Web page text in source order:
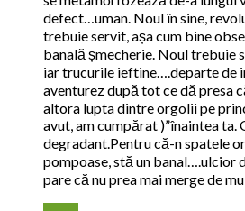
defect…uman. Noul în sine,
trebuie servit, așa cum bine
banală șmecherie. Noul trebuie
iar trucurile ieftine….departe de
aventurez după tot ce dă presa
altora lupta dintre orgolii pe
avut, am cumpărat )”înaintea
degradant.Pentru că-n spatele
pompoase, stă un banal….ulcior
pare că nu prea mai merge de